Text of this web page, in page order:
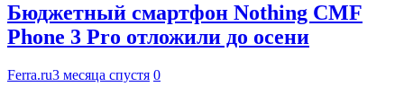
Бюджетный смартфон Nothing CMF
Phone 3 Pro отложили до осени
Ferra.ru3 месяца спустя 0